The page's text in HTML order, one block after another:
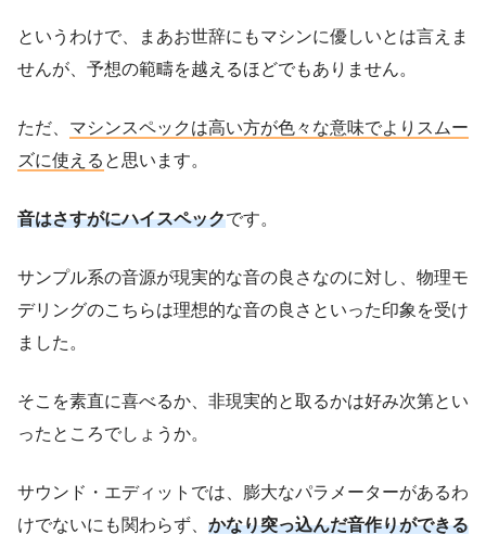
というわけで、まあお世辞にもマシンに優しいとは言えま
せんが、予想の範疇を越えるほどでもありません。
ただ、 マシンスペックは高い方が色々な意味でよりスムー
ズに使える と思います。
音はさすがにハイスペックです。
サンプル系の音源が現実的な音の良さなのに対し、物理モ
デリングのこちらは理想的な音の良さといった印象を受け
ました。
そこを素直に喜べるか、非現実的と取るかは好み次第とい
ったところでしょうか。
サウンド・エディットでは、膨大なパラメーターがあるわ
けでないにも関わらず、 かなり突っ込んだ音作りができる